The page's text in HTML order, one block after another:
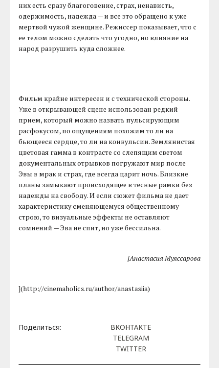
них есть сразу благоговение, страх, ненависть,
одержимость, надежда — и все это обращено к уже
мертвой чужой женщине. Режиссер показывает, что с
ее телом можно сделать что угодно, но влияние на
народ разрушить куда сложнее.
Фильм крайне интересен и с технической стороны.
Уже в открывающей сцене использован редкий
прием, который можно назвать пульсирующим
расфокусом, по ощущениям похожим то ли на
бьющееся сердце, то ли на конвульсии. Землянистая
цветовая гамма в контрасте со слепящим светом
документальных отрывков погружают мир после
Эвы в мрак и страх, где всегда царит ночь. Близкие
планы замыкают происходящее в тесные рамки без
надежды на свободу. И если сюжет фильма не дает
характеристику сменяющемуся общественному
строю, то визуальные эффекты не оставляют
сомнений — Эва не спит, но уже бессильна.
[Анастасия Муяссарова
](http://cinemaholics.ru/author/anastasiia)
Поделиться:
ВКОНТАКТЕ
TELEGRAM
TWITTER